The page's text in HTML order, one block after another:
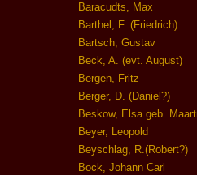
Baracudts, Max
Barthel, F. (Friedrich)
Bartsch, Gustav
Beck, A. (evt. August)
Bergen, Fritz
Berger, D. (Daniel?)
Beskow, Elsa geb.
Beyer, Leopold
Beyschlag, R.(Robert?)
Bock, Johann Carl